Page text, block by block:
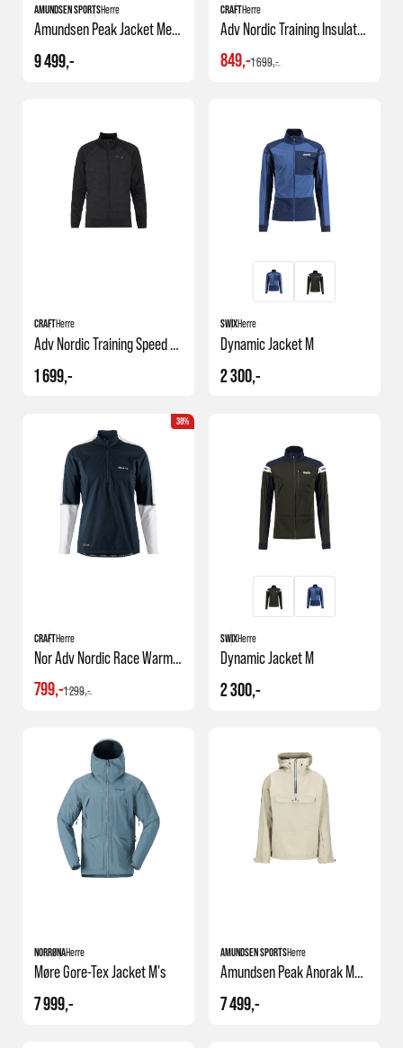
AMUNDSEN SPORTSHerre
Amundsen Peak Jacket Mens
9 499,-
CRAFTHerre
Adv Nordic Training Insulate Jacket
1 699,-
849,-
CRAFTHerre
Adv Nordic Training Speed Jacket M
1 699,-
SWIXHerre
Dynamic Jacket M
2 300,-
38%
CRAFTHerre
Nor Adv Nordic Race Warm Hz Jersey M
1 299,-
799,-
SWIXHerre
Dynamic Jacket M
2 300,-
NORRØNAHerre
Møre Gore-Tex Jacket M's
7 999,-
AMUNDSEN SPORTSHerre
Amundsen Peak Anorak Mens
7 499,-